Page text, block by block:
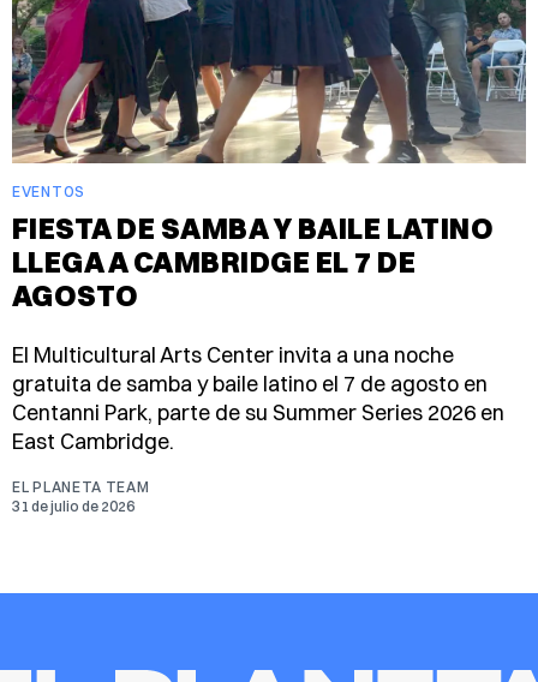
EVENTOS
FIESTA DE SAMBA Y BAILE LATINO
LLEGA A CAMBRIDGE EL 7 DE
AGOSTO
El Multicultural Arts Center invita a una noche
gratuita de samba y baile latino el 7 de agosto en
Centanni Park, parte de su Summer Series 2026 en
East Cambridge.
EL PLANETA TEAM
31 de julio de 2026